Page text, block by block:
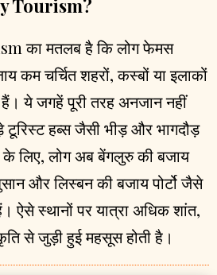
Tourism?
का मतलब है कि लोग फेमस
कम चर्चित शहरों, कस्बों या इलाकों
ये जगहें पूरी तरह अनजान नहीं
टूरिस्ट हब्स जैसी भीड़ और भागदौड़
के लिए, लोग अब बेंगलुरु की बजाय
और लिस्बन की बजाय पोर्टो जैसे
ऐसे स्थानों पर यात्रा अधिक शांत,
से जुड़ी हुई महसूस होती है।